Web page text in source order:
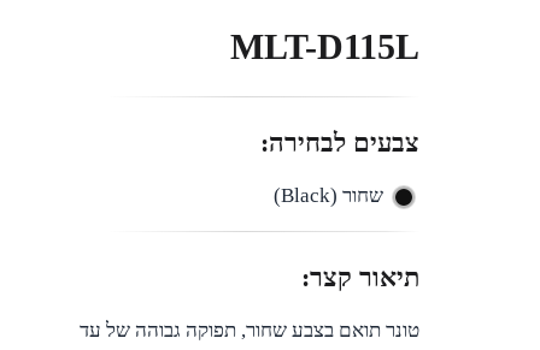
MLT-D115L
צבעים לבחירה:
שחור (Black)
תיאור קצר:
טונר תואם בצבע שחור, תפוקה גבוהה של עד